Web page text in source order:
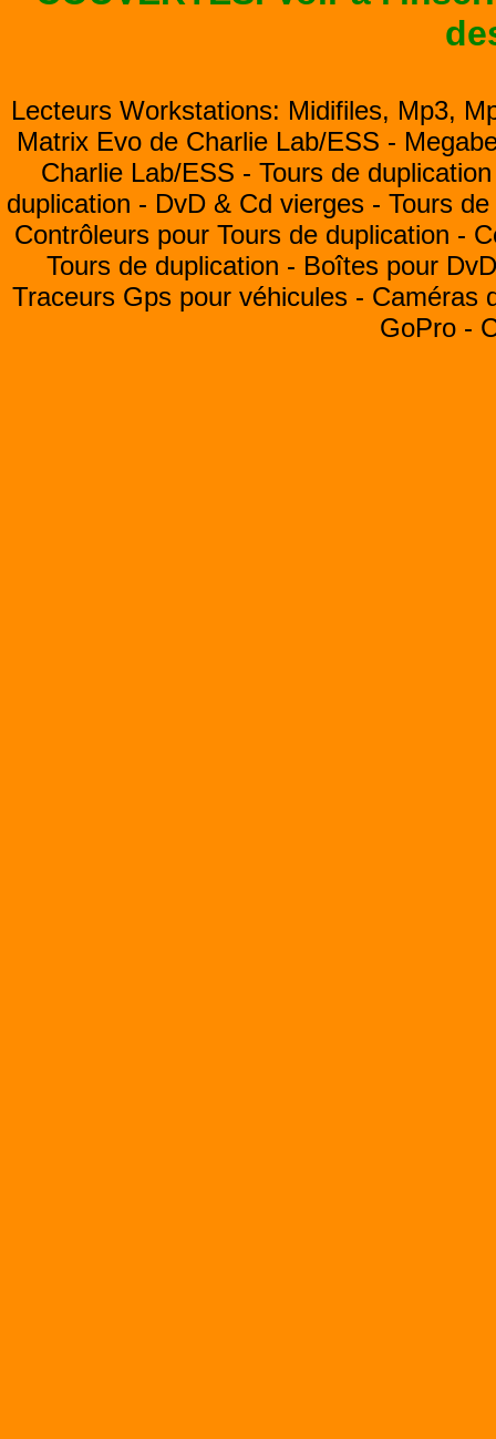
Lecteurs Workstations: Midifiles, Mp3,
Matrix Evo de Charlie Lab/ESS -
Charlie Lab/ESS - Tours de
duplication - DvD & Cd vierges - Tours
Contrôleurs pour Tours de duplication -
Tours de duplication - Boîtes pour
Traceurs Gps pour véhicules - Caméras
GoPro -